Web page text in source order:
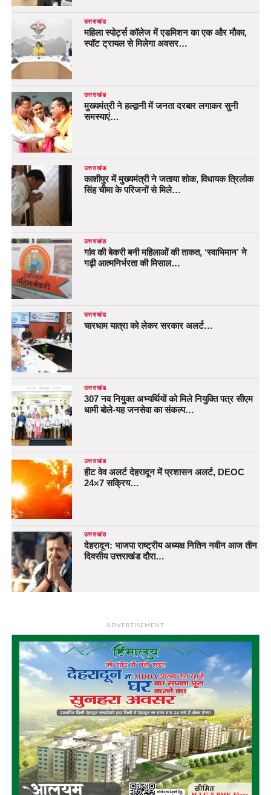
उत्तराखंड
महिला स्पोर्ट्स कॉलेज में एडमिशन का एक और मौका,
स्पॉट ट्रायल से मिलेगा अवसर…
उत्तराखंड
मुख्यमंत्री ने हल्द्वानी में जनता दरबार लगाकर सुनी
समस्याएं…
उत्तराखंड
काशीपुर में मुख्यमंत्री ने जताया शोक, विधायक त्रिलोक
सिंह चीमा के परिजनों से मिले…
उत्तराखंड
गांव की बेकरी बनी महिलाओं की ताकत, ‘स्वाभिमान’ ने
गढ़ी आत्मनिर्भरता की मिसाल…
उत्तराखंड
चारधाम यात्रा को लेकर सरकार अलर्ट…
उत्तराखंड
307 नव नियुक्त अभ्यर्थियों को मिले नियुक्ति पत्र सीएम
धामी बोले-यह जनसेवा का संकल्प…
उत्तराखंड
हीट वेव अलर्ट देहरादून में प्रशासन अलर्ट, DEOC
24×7 सक्रिय…
उत्तराखंड
देहरादून: भाजपा राष्ट्रीय अध्यक्ष नितिन नवीन आज तीन
दिवसीय उत्तराखंड दौरा…
ADVERTISEMENT